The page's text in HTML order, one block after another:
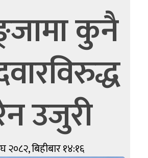
कुनै
उजुरी
२०८२, बिहीबार १४:१६